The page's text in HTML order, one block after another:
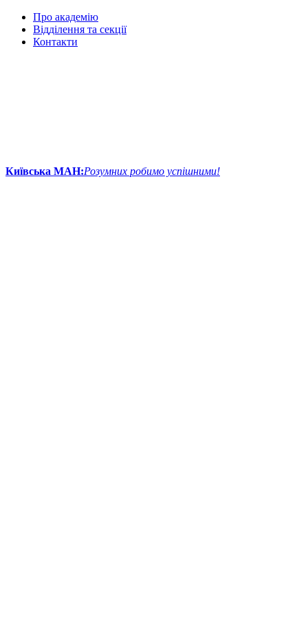
Про академію
Відділення та секції
Контакти
Київська МАН:Розумних робимо успішними!